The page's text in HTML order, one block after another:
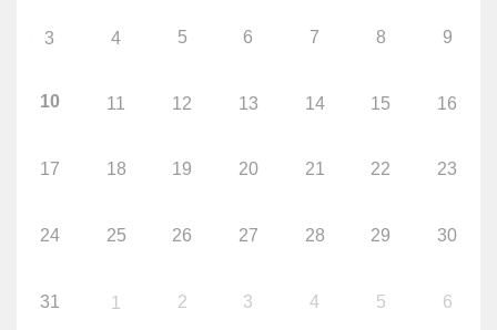
3 4 5 6 7 8 9
10 11 12 13 14 15 16
17 18 19 20 21 22 23
24 25 26 27 28 29 30
31 1 2 3 4 5 6